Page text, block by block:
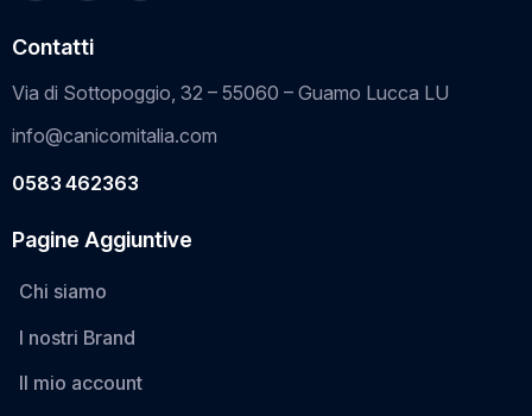
Contatti
Via di Sottopoggio, 32 – 55060 – Guamo Lucca LU
info@canicomitalia.com
0583 462363
Pagine Aggiuntive
Chi siamo
I nostri Brand
Il mio account